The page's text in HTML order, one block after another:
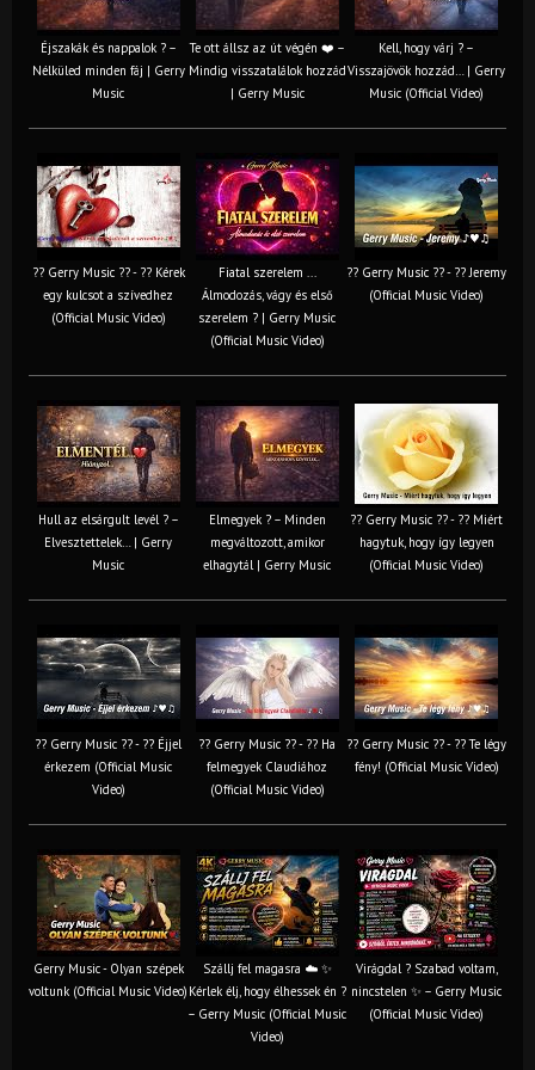
Éjszakák és nappalok ? –
Nélküled minden fáj | Gerry
Music
Te ott állsz az út végén ❤️ –
Mindig visszatalálok hozzád
| Gerry Music
Kell, hogy várj ? –
Visszajövök hozzád… | Gerry
Music (Official Video)
?? Gerry Music ?? - ?? Kérek
egy kulcsot a szívedhez
(Official Music Video)
Fiatal szerelem ...
Álmodozás, vágy és első
szerelem ? | Gerry Music
(Official Music Video)
?? Gerry Music ?? - ?? Jeremy
(Official Music Video)
Hull az elsárgult levél ? –
Elvesztettelek… | Gerry
Music
Elmegyek ? – Minden
megváltozott, amikor
elhagytál | Gerry Music
?? Gerry Music ?? - ?? Miért
hagytuk, hogy így legyen
(Official Music Video)
?? Gerry Music ?? - ?? Éjjel
érkezem (Official Music
Video)
?? Gerry Music ?? - ?? Ha
felmegyek Claudiához
(Official Music Video)
?? Gerry Music ?? - ?? Te légy
fény! (Official Music Video)
Gerry Music - Olyan szépek
voltunk (Official Music Video)
Szállj fel magasra ☁️ ✨
Kérlek élj, hogy élhessek én ?
– Gerry Music (Official Music
Video)
Virágdal ? Szabad voltam,
nincstelen ✨ – Gerry Music
(Official Music Video)